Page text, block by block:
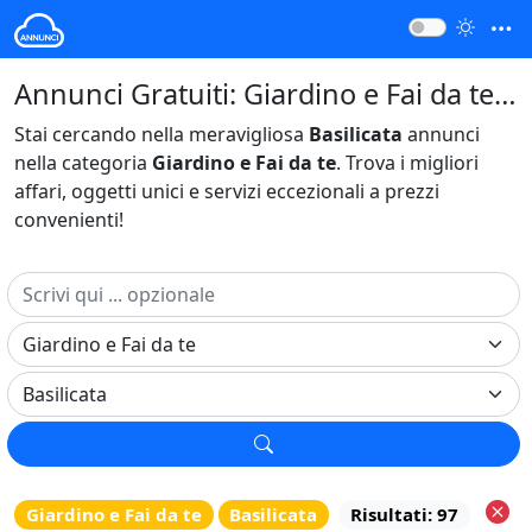
Annunci Gratuiti: Giardino e Fai da te Basilicata Italia
Stai cercando nella meravigliosa Basilicata annunci
nella categoria Giardino e Fai da te. Trova i migliori
affari, oggetti unici e servizi eccezionali a prezzi
convenienti!
Giardino e Fai da te Basilicata
Risultati: 97